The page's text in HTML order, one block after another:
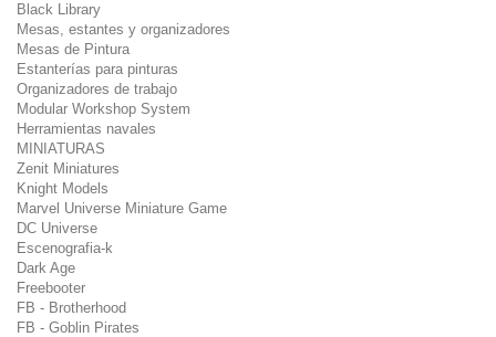
Black Library
Mesas, estantes y organizadores
Mesas de Pintura
Estanterías para pinturas
Organizadores de trabajo
Modular Workshop System
Herramientas navales
MINIATURAS
Zenit Miniatures
Knight Models
Marvel Universe Miniature Game
DC Universe
Escenografia-k
Dark Age
Freebooter
FB - Brotherhood
FB - Goblin Pirates